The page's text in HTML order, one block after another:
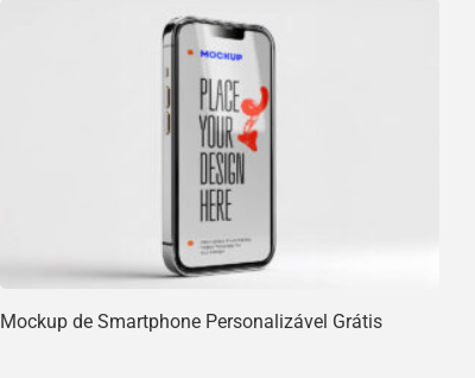
Mockup de Smartphone Personalizável Grátis